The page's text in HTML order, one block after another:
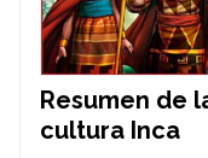
Resumen de
cultura Inca